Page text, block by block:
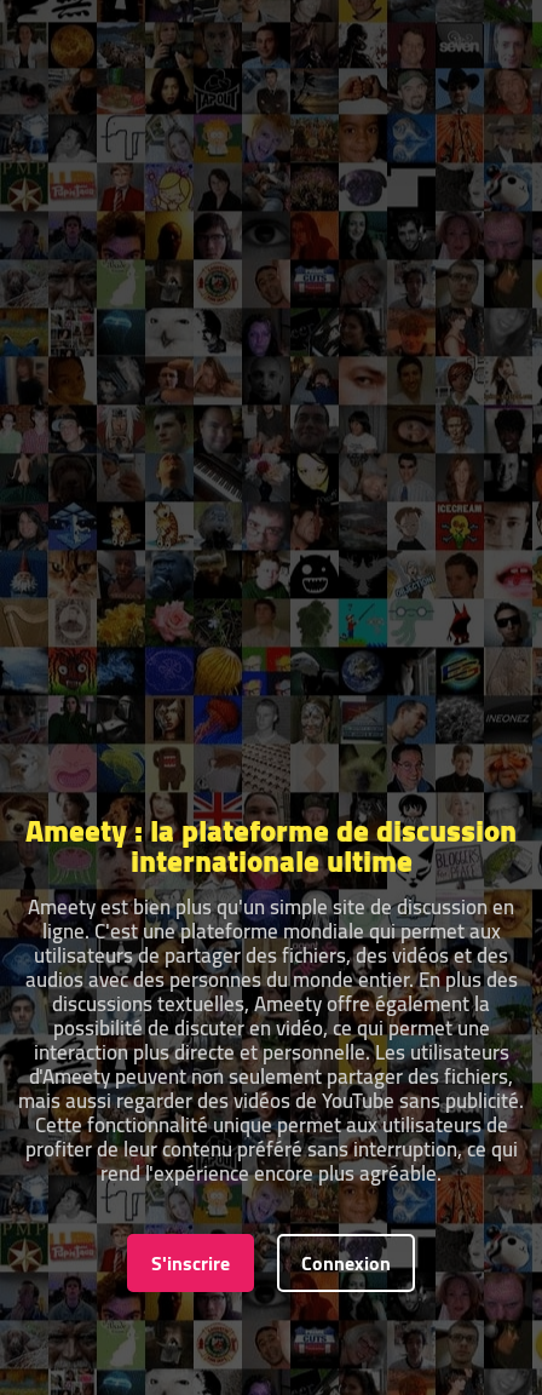
Ameety : la plateforme de discussion
internationale ultime
Ameety est bien plus qu'un simple site de discussion en
ligne. C'est une plateforme mondiale qui permet aux
utilisateurs de partager des fichiers, des vidéos et des
audios avec des personnes du monde entier. En plus des
discussions textuelles, Ameety offre également la
possibilité de discuter en vidéo, ce qui permet une
interaction plus directe et personnelle. Les utilisateurs
d'Ameety peuvent non seulement partager des fichiers,
mais aussi regarder des vidéos de YouTube sans publicité.
Cette fonctionnalité unique permet aux utilisateurs de
profiter de leur contenu préféré sans interruption, ce qui
rend l'expérience encore plus agréable.
S'inscrire Connexion